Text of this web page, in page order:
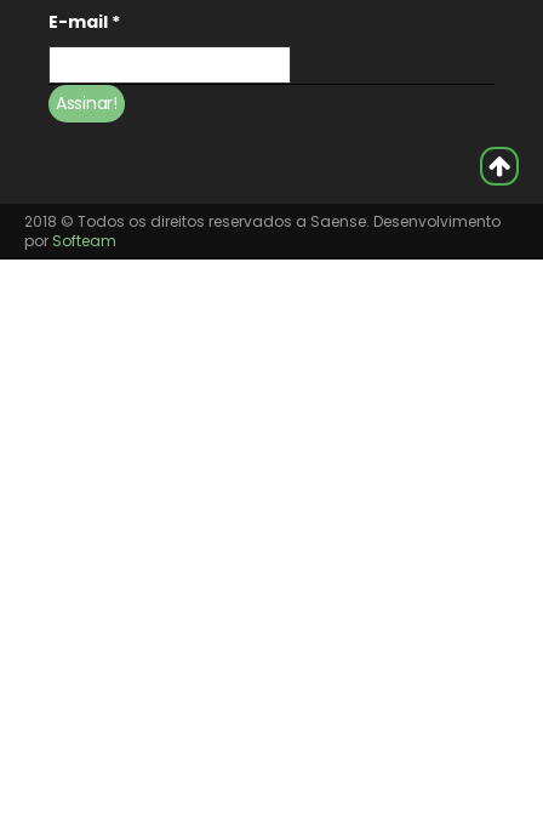
E-mail *
2018 © Todos os direitos reservados a Saense. Desenvolvimento
por Softeam